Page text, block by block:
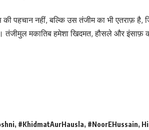
की पहचान नहीं, बल्कि उस तंजीम का भी एतराफ़
तंजीमुल मकातिब हमेशा खिदमत, हौसले और इंसाफ़
, #KhidmatAurHausla, #NoorEHussain,